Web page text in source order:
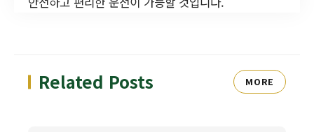
Related Posts MORE